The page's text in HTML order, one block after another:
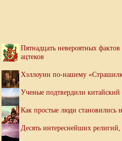
Пятнадцать невероятных
ацтеков
Хэллоуин по-нашему
Ученые подтвердили
Как простые люди становились
Десять интереснейших